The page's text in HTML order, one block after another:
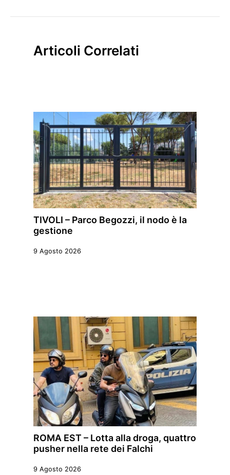
Articoli Correlati
TIVOLI – Parco Begozzi, il nodo è la
gestione
9 Agosto 2026
ROMA EST – Lotta alla droga, quattro
pusher nella rete dei Falchi
9 Agosto 2026